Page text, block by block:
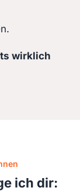
wirklich
ich dir: